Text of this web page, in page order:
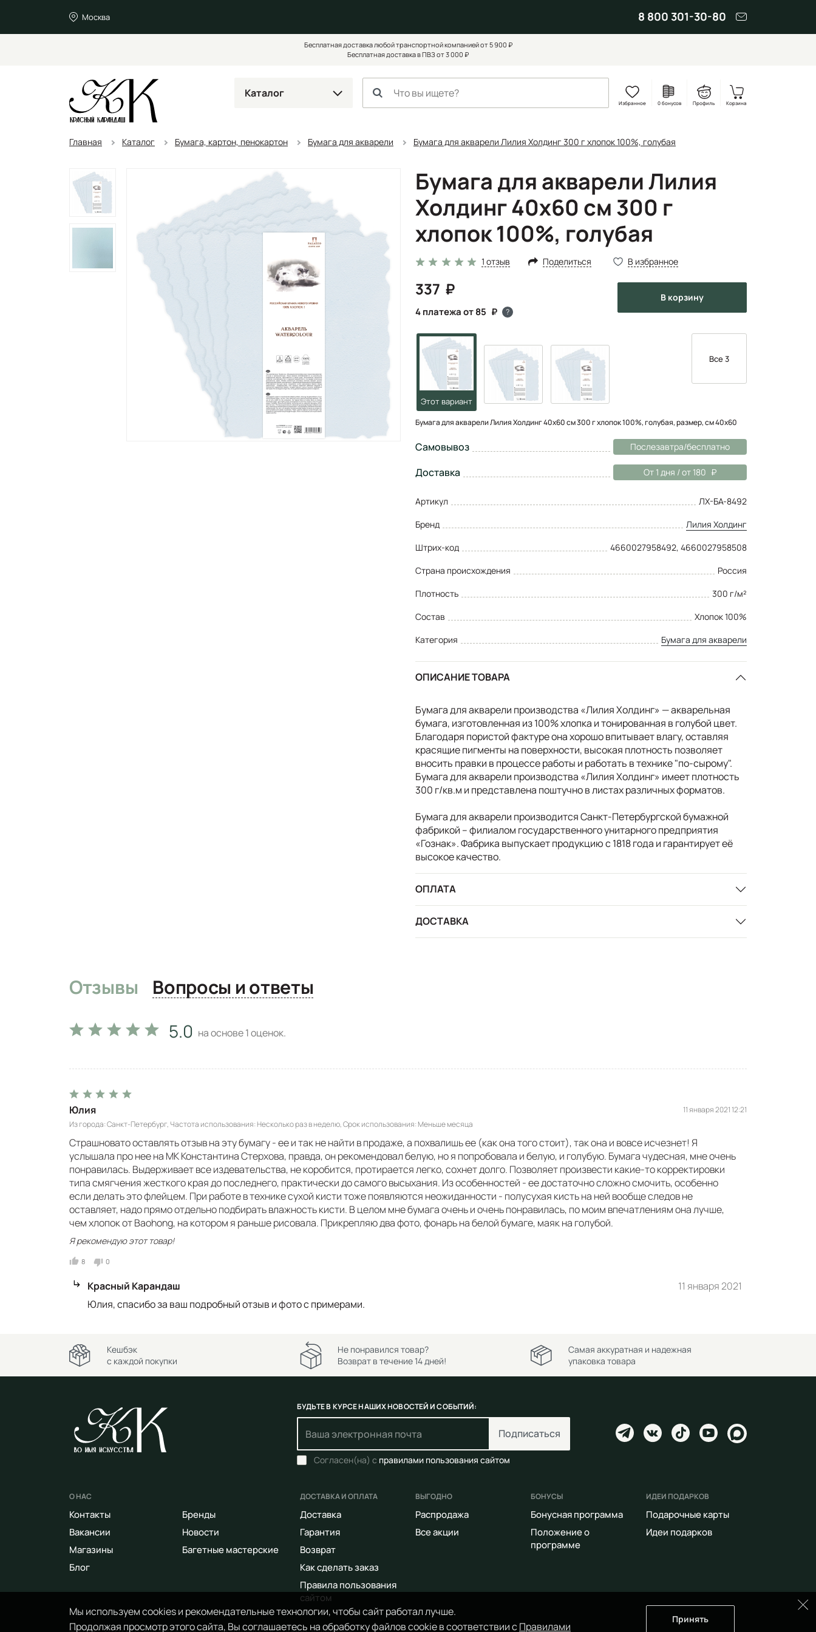
Москва 8 800 301-30-80
Бесплатная доставка любой транспортной компанией от 5 900 ₽
Бесплатная доставка в ПВЗ от 3 000 ₽
Каталог
Избранное 0 бонусов Профиль Корзина
Главная Каталог Бумага, картон, пенокартон Бумага для акварели Бумага для акварели Лилия Холдинг 300 г хлопок 100%, голубая
Бумага для акварели Лилия
Холдинг 40х60 см 300 г
хлопок 100%, голубая
1 отзыв Поделиться В избранное
337
4 платежа от 85 ?
в корзину
Все 3
Бумага для акварели Лилия Холдинг 40х60 см 300 г хлопок 100%, голубая, размер, см 40х60
Самовывоз Послезавтра/бесплатно
Доставка От 1 дня / от 180
Артикул
ЛХ-БА-8492
Бренд
Лилия Холдинг
Штрих-код
4660027958492, 4660027958508
Страна происхождения
Россия
Плотность
300 г/м²
Состав
Хлопок 100%
Категория
Бумага для акварели
ОПИСАНИЕ ТОВАРА
Бумага для акварели производства «Лилия Холдинг» — акварельная
бумага, изготовленная из 100% хлопка и тонированная в голубой цвет.
Благодаря пористой фактуре она хорошо впитывает влагу, оставляя
красящие пигменты на поверхности, высокая плотность позволяет
вносить правки в процессе работы и работать в технике "по-сырому".
Бумага для акварели производства «Лилия Холдинг» имеет плотность
300 г/кв.м и представлена поштучно в листах различных форматов.
Бумага для акварели производится Санкт-Петербургской бумажной
фабрикой – филиалом государственного унитарного предприятия
«Гознак». Фабрика выпускает продукцию с 1818 года и гарантирует её
высокое качество.
ОПЛАТА
ДОСТАВКА
Отзывы Вопросы и ответы
5.0 на основе1оценок.
Юлия
Из города Санкт-Петербург Частота использования Несколько раз в неделю Срок использования Меньше месяца
11 января 2021 12:21
Страшновато оставлять отзыв на эту бумагу - ее и так не найти в продаже, а похвалишь ее (как она того стоит), так она и вовсе исчезнет! Я
услышала про нее на МК Константина Стерхова, правда, он рекомендовал белую, но я попробовала и белую, и голубую. Бумага чудесная, мне очень
понравилась. Выдерживает все издевательства, не коробится, протирается легко, сохнет долго. Позволяет произвести какие-то корректировки
типа смягчения жесткого края до последнего, практически до самого высыхания. Из особенностей - ее достаточно сложно смочить, особенно
если делать это флейцем. При работе в технике сухой кисти тоже появляются неожиданности - полусухая кисть на ней вообще следов не
оставляет, надо прямо отдельно подбирать влажность кисти. В целом мне бумага очень и очень понравилась, по моим впечатлениям она лучше,
чем хлопок от Baohong, на котором я раньше рисовала. Прикрепляю два фото, фонарь на белой бумаге, маяк на голубой.
Я рекомендую этот товар!
8 0
Красный Карандаш
11 января 2021
Юлия, спасибо за ваш подробный отзыв и фото с примерами.
Мы используем cookies и рекомендательные технологии, чтобы сайт работал лучше.
Продолжая просмотр этого сайта, Вы соглашаетесь на обработку файлов cookie в соответствии сПравилами
Принять
Кешбэк
с каждой покупки
Не понравился товар?
Возврат в течение 14 дней!
Самая аккуратная и надежная
упаковка товара
БУДЬТЕ В КУРСЕ НАШИХ НОВОСТЕЙ И СОБЫТИЙ:
Подписаться
Согласен(на) с правилами пользования сайтом
О НАС
Контакты
Вакансии
Магазины
Блог
Бренды
Новости
Багетные мастерские
ДОСТАВКА И ОПЛАТА
Доставка
Гарантия
Возврат
Как сделать заказ
Правила пользования
сайтом
ВЫГОДНО
Распродажа
Все акции
БОНУСЫ
Бонусная программа
Положение о
программе
ИДЕИ ПОДАРКОВ
Подарочные карты
Идеи подарков